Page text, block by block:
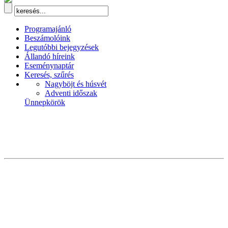
Programajánló
Beszámolóink
Legutóbbi bejegyzések
Állandó híreink
Eseménynaptár
Keresés, szűrés
Nagyböjt és húsvét
Adventi időszak
Ünnepkörök